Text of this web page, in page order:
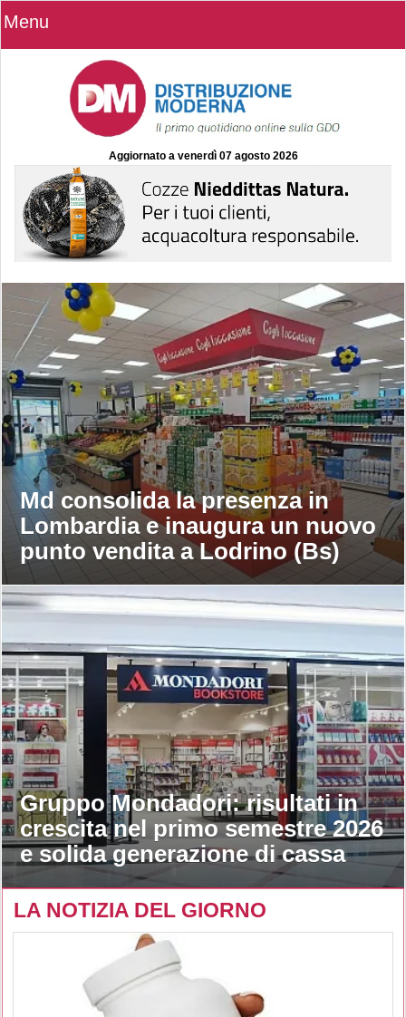
Menu
Aggiornato a venerdì 07 agosto 2026
Md consolida la presenza in
Lombardia e inaugura un nuovo
punto vendita a Lodrino (Bs)
Gruppo Mondadori: risultati in
crescita nel primo semestre 2026
e solida generazione di cassa
LA NOTIZIA DEL GIORNO